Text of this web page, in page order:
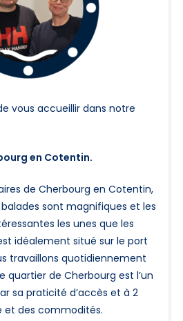
vous accueillir dans notre
en Cotentin.
de Cherbourg en Cotentin,
sont magnifiques et les
les unes que les
idéalement situé sur le port
travaillons quotidiennement
quartier de Cherbourg est l’un
sa praticité d’accès et à 2
et des commodités.